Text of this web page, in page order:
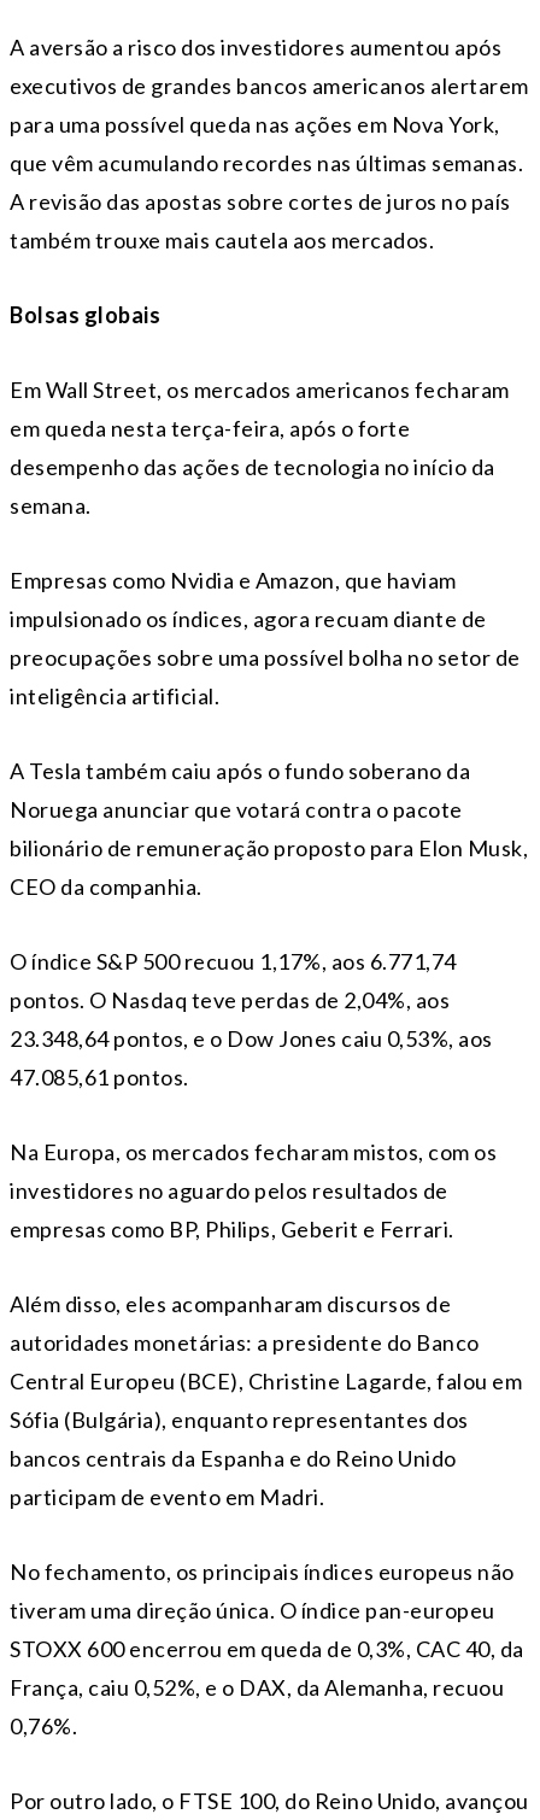
A aversão a risco dos investidores aumentou após
executivos de grandes bancos americanos alertarem
para uma possível queda nas ações em Nova York,
que vêm acumulando recordes nas últimas semanas.
A revisão das apostas sobre cortes de juros no país
também trouxe mais cautela aos mercados.
Bolsas globais
Em Wall Street, os mercados americanos fecharam
em queda nesta terça-feira, após o forte
desempenho das ações de tecnologia no início da
semana.
Empresas como Nvidia e Amazon, que haviam
impulsionado os índices, agora recuam diante de
preocupações sobre uma possível bolha no setor de
inteligência artificial.
A Tesla também caiu após o fundo soberano da
Noruega anunciar que votará contra o pacote
bilionário de remuneração proposto para Elon Musk,
CEO da companhia.
O índice S&P 500 recuou 1,17%, aos 6.771,74
pontos. O Nasdaq teve perdas de 2,04%, aos
23.348,64 pontos, e o Dow Jones caiu 0,53%, aos
47.085,61 pontos.
Na Europa, os mercados fecharam mistos, com os
investidores no aguardo pelos resultados de
empresas como BP, Philips, Geberit e Ferrari.
Além disso, eles acompanharam discursos de
autoridades monetárias: a presidente do Banco
Central Europeu (BCE), Christine Lagarde, falou em
Sófia (Bulgária), enquanto representantes dos
bancos centrais da Espanha e do Reino Unido
participam de evento em Madri.
No fechamento, os principais índices europeus não
tiveram uma direção única. O índice pan-europeu
STOXX 600 encerrou em queda de 0,3%, CAC 40, da
França, caiu 0,52%, e o DAX, da Alemanha, recuou
0,76%.
Por outro lado, o FTSE 100, do Reino Unido, avançou